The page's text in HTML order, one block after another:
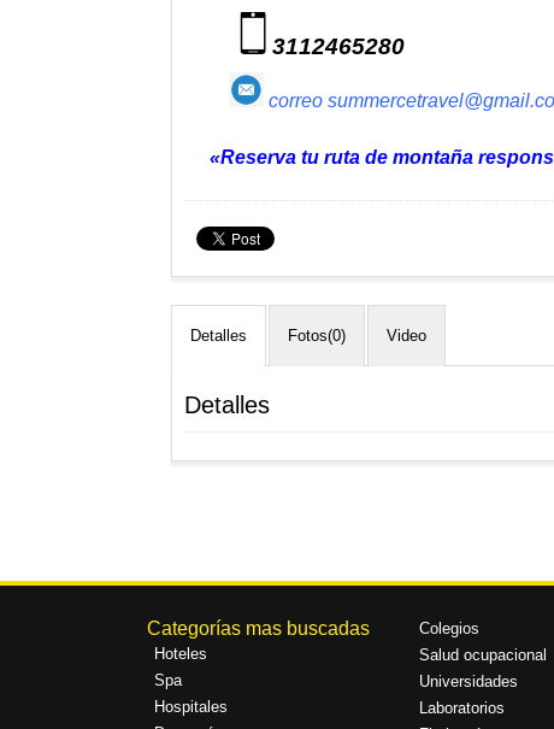
3112465280
correo
«Reserva tu ruta de montaña
Detalles Fotos(0) Video
Detalles
Categorías mas buscadas
Hoteles
Spa
Hospitales
Colegios
Salud ocupacional
Universidades
Laboratorios